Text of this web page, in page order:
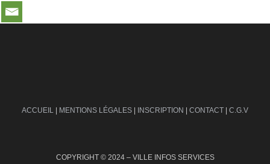
ACCUEIL | MENTIONS LÉGALES | INSCRIPTION | CONTACT | C.G.V
COPYRIGHT © 2024 – VILLE INFOS SERVICES